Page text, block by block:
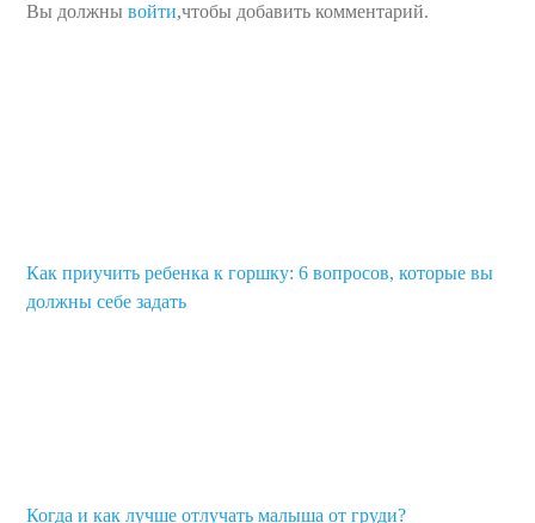
Вы должнывойти,чтобы добавить комментарий.
Как приучить ребенка к горшку: 6 вопросов, которые вы
должны себе задать
Когда и как лучше отлучать малыша от груди?